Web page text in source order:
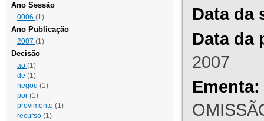
Ano Sessão
0006 (1)
Ano Publicação
2007 (1)
Decisão
ao (1)
de (1)
negou (1)
por (1)
provimento (1)
recurso (1)
Data da
Data da
2007
Ementa: